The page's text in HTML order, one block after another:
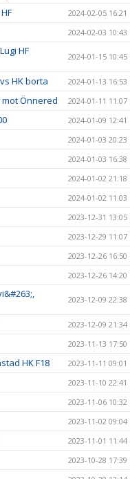
2024-02-05 16:21
2024-02-03 10:43
HF
2024-01-15 10:45
HK borta 2024-01-13 16:53
Önnered 2024-01-11 11:07
2024-01-09 12:41
2024-01-03 20:23
2024-01-03 16:38
2024-01-02 21:18
2024-01-02 11:03
2023-12-31 13:05
2023-12-29 11:07
2023-12-26 16:50
2023-12-26 14:20
2023-12-09 22:38
2023-12-09 21:34
2023-11-13 17:50
HK F18 2023-11-11 09:01
2023-11-10 22:41
2023-11-06 10:32
2023-11-02 09:04
2023-11-01 11:44
2023-10-28 17:39